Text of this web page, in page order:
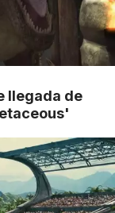
llegada de